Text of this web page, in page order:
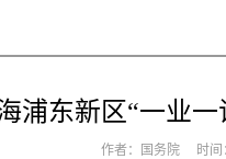
海浦东新区“一业
作者：国务院 时间